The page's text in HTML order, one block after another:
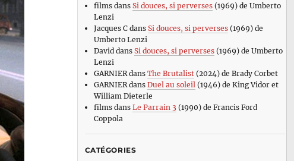
filmsdans Si douces, si perverses(1969) de Umberto
Lenzi
Jacques Cdans Si douces, si perverses(1969) de
Umberto Lenzi
Daviddans Si douces, si perverses(1969) de Umberto
Lenzi
GARNIERdans The Brutalist(2024) de Brady Corbet
GARNIERdans Duel au soleil(1946) de King Vidor et
William Dieterle
filmsdans Le Parrain 3 (1990) de Francis Ford
Coppola
CATÉGORIES